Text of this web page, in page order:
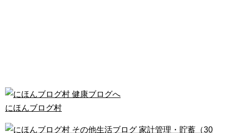
にほんブログ村